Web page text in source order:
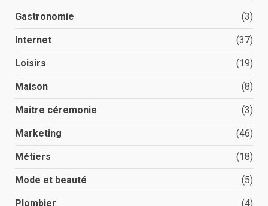
Gastronomie (3)
Internet (37)
Loisirs (19)
Maison (8)
Maitre céremonie (3)
Marketing (46)
Métiers (18)
Mode et beauté (5)
Plombier (4)